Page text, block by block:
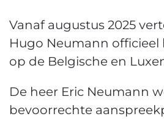
Vanaf augustus 2025
Hugo Neumann officieel
op de Belgische en
De heer Eric Neumann
bevoorrechte